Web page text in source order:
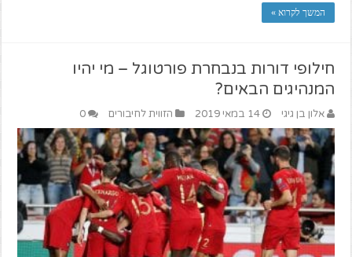
המשך לקרוא »
חילופי דורות בנבחרת פורטוגל – מי יהיו
המנהיגים הבאים?
אלון בן גיגי 14 במאי 2019 הזווית לחיבורים 0